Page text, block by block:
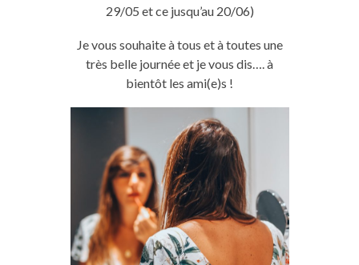
29/05 et ce jusqu’au 20/06)
Je vous souhaite à tous et à toutes une
très belle journée et je vous dis…. à
bientôt les ami(e)s !